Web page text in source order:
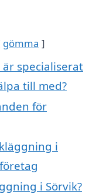
gömma
specialiserat
till med?
för
i
i Sörvik?